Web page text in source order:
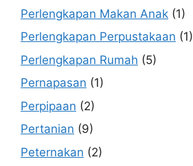
Perlengkapan Makan Anak (1)
Perlengkapan Perpustakaan (1)
Perlengkapan Rumah (5)
Pernapasan (1)
Perpipaan (2)
Pertanian (9)
Peternakan (2)